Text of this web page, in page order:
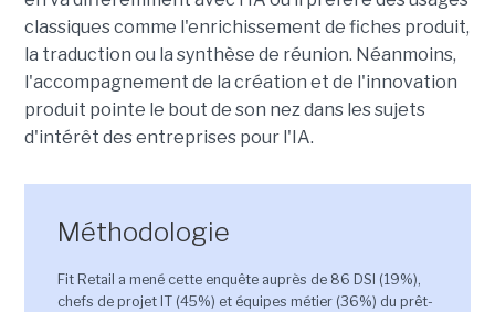
classiques comme l'enrichissement de fiches produit,
la traduction ou la synthèse de réunion. Néanmoins,
l'accompagnement de la création et de l'innovation
produit pointe le bout de son nez dans les sujets
d'intérêt des entreprises pour l'IA.
Méthodologie
Fit Retail a mené cette enquête auprès de 86 DSI (19%),
chefs de projet IT (45%) et équipes métier (36%) du prêt-